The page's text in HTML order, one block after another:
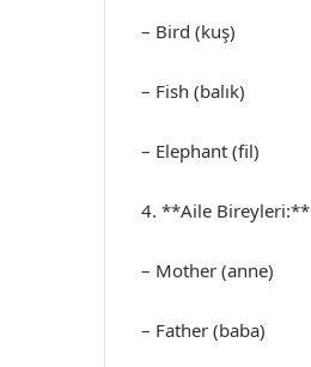
– Bird (kuş)
– Fish (balık)
– Elephant (fil)
4. **Aile Bireyleri:**
– Mother (anne)
– Father (baba)